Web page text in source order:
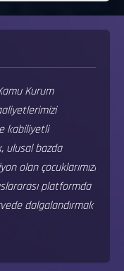
Kurum
kabiliyetli
ulusal bazda
olan çocuklarımızı
platformda
dalgalandırmak